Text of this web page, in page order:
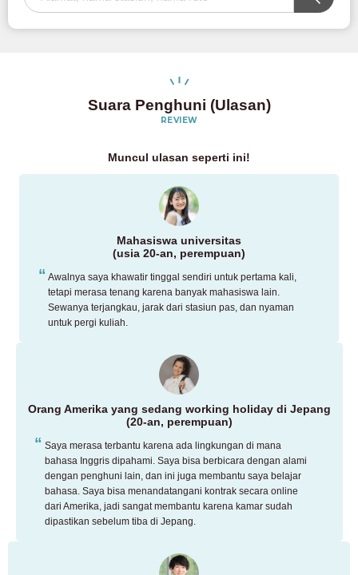
Suara Penghuni (Ulasan)
REVIEW
Muncul ulasan seperti ini!
Mahasiswa universitas
(usia 20-an, perempuan)
Awalnya saya khawatir tinggal sendiri untuk pertama kali,
tetapi merasa tenang karena banyak mahasiswa lain.
Sewanya terjangkau, jarak dari stasiun pas, dan nyaman
untuk pergi kuliah.
Orang Amerika yang sedang working holiday di Jepang
(20-an, perempuan)
Saya merasa terbantu karena ada lingkungan di mana
bahasa Inggris dipahami. Saya bisa berbicara dengan alami
dengan penghuni lain, dan ini juga membantu saya belajar
bahasa. Saya bisa menandatangani kontrak secara online
dari Amerika, jadi sangat membantu karena kamar sudah
dipastikan sebelum tiba di Jepang.